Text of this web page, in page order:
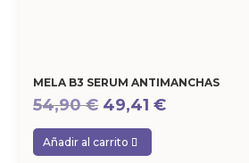
MELA B3 SERUM ANTIMANCHAS
54,90€ El
precio
original
49,41€El
Añadir al carrito